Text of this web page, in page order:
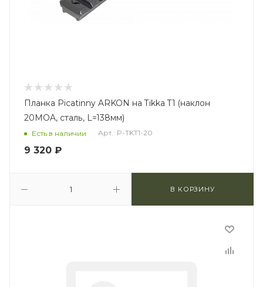
Планка Picatinny ARKON на Tikka T1 (наклон
20MOA, сталь, L=138мм)
Есть в наличии Арт.: P-TKT1-20
9 320 ₽
В КОРЗИНУ